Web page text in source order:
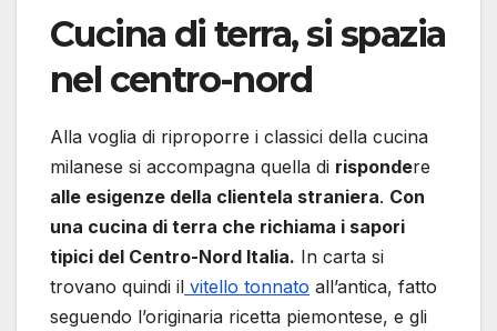
Cucina di terra, si spazia
nel centro-nord
Alla voglia di riproporre i classici della cucina
milanese si accompagna quella di rispondere
alle esigenze della clientela straniera. Con
una cucina di terra che richiama i sapori
tipici del Centro-Nord Italia. In carta si
trovano quindi il vitello tonnato all’antica, fatto
seguendo l’originaria ricetta piemontese, e gli